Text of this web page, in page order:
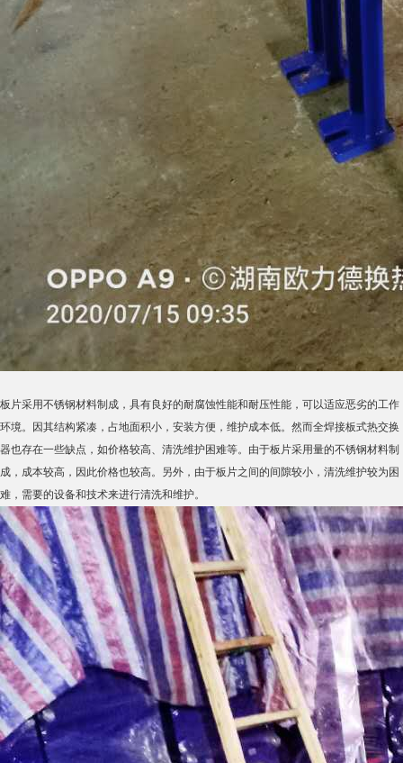
板片采用不锈钢材料制成，具有良好的耐腐蚀性能和耐压性能，可以适应恶劣的工作
环境。因其结构紧凑，占地面积小，安装方便，维护成本低。然而全焊接板式热交换
器也存在一些缺点，如价格较高、清洗维护困难等。由于板片采用量的不锈钢材料制
成，成本较高，因此价格也较高。另外，由于板片之间的间隙较小，清洗维护较为困
难，需要的设备和技术来进行清洗和维护。